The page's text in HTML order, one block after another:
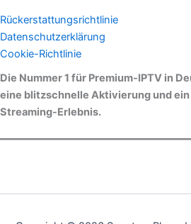
Rückerstattungsrichtlinie
Datenschutzerklärung
Cookie-Richtlinie
Die Nummer 1 für Premium-IPTV in
eine blitzschnelle Aktivierung und
Streaming-Erlebnis.